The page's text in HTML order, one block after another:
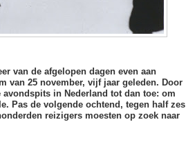
van de afgelopen dagen even aan
van 25 november, vijf jaar geleden. Door
in Nederland tot dan toe: om
Pas de volgende ochtend, tegen half zes
reizigers moesten op zoek naar